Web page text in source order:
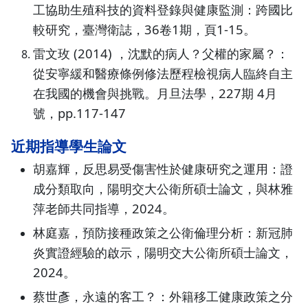
工協助生殖科技的資料登錄與健康監測：跨國比
較研究，臺灣衛誌，36卷1期，頁1-15。
雷文玫 (2014) ，沈默的病人？父權的家屬？：
從安寧緩和醫療條例修法歷程檢視病人臨終自主
在我國的機會與挑戰。月旦法學，227期 4月
號，pp.117-147
近期指導學生論文
胡嘉輝，反思易受傷害性於健康研究之運用：證
成分類取向，陽明交大公衛所碩士論文，與林雅
萍老師共同指導，2024。
林庭嘉，預防接種政策之公衛倫理分析：新冠肺
炎實證經驗的啟示，陽明交大公衛所碩士論文，
2024。
蔡世彥，永遠的客工？：外籍移工健康政策之分